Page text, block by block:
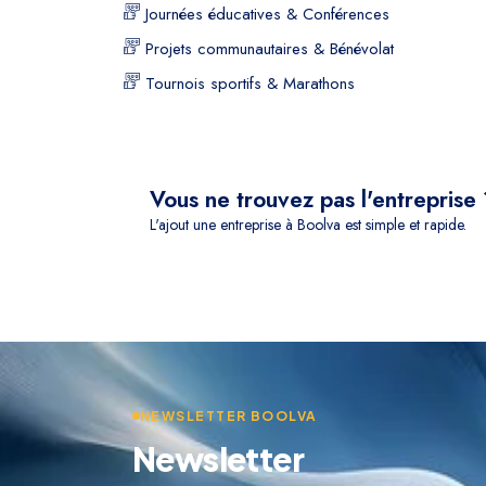
Journées éducatives & Conférences
Projets communautaires & Bénévolat
Tournois sportifs & Marathons
Vous ne trouvez pas l'entreprise
L'ajout une entreprise à Boolva est simple et rapide.
NEWSLETTER BOOLVA
Newsletter